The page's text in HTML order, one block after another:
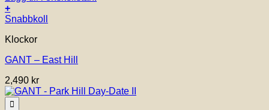
+
Snabbkoll
Klockor
GANT – East Hill
2,490 kr